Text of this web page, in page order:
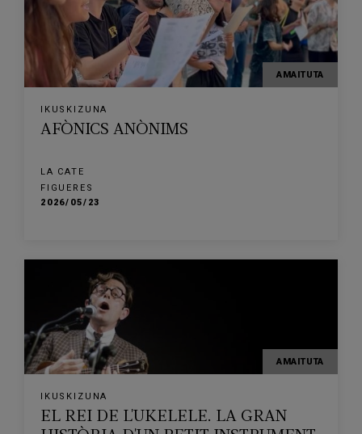
AMAITUTA
IKUSKIZUNA
AFÒNICS ANÒNIMS
LA CATE
FIGUERES
2026/05/23
AMAITUTA
IKUSKIZUNA
EL REI DE L'UKELELE. LA GRAN